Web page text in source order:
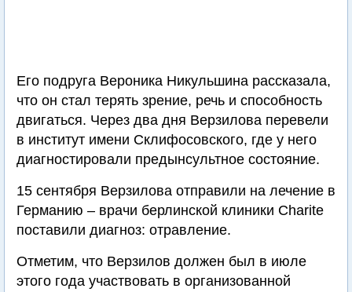
Его подруга Вероника Никульшина рассказала,
что он стал терять зрение, речь и способность
двигаться. Через два дня Верзилова перевели
в институт имени Склифосовского, где у него
диагностировали предынсультное состояние.
15 сентября Верзилова отправили на лечение в
Германию – врачи берлинской клиники Charite
поставили диагноз: отравление.
Отметим, что Верзилов должен был в июле
этого года участвовать в организованной